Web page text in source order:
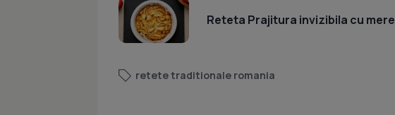
Reteta Prajitura invizibila cu mere
retete traditionale romania